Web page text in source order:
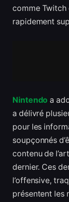
comme Twitch
rapidement
Nintendo a
a délivré
pour les
soupçonnés
contenu de
dernier. Ces
l’offensive,
présentent les